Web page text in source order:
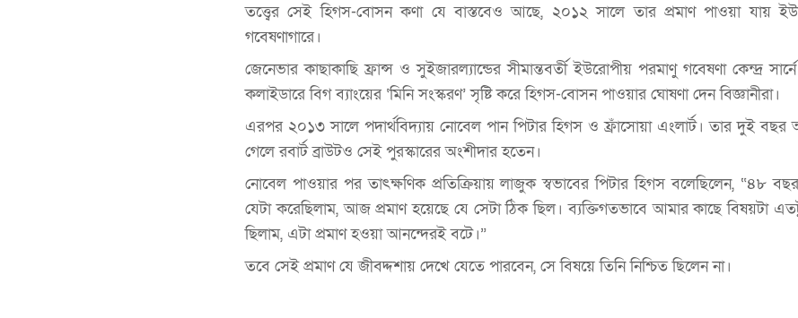
তত্ত্বের সেই হিগস-বোসন কণা যে বাস্তবেও আছে, ২০১২ সালে তার প্রমাণ পাওয়া যায়
গবেষণাগারে।
জেনেভার কাছাকাছি ফ্রান্স ও সুইজারল্যান্ডের সীমান্তবর্তী ইউরোপীয় পরমাণু গবেষণা কেন্দ্র সার্নে
কলাইডারে বিগ ব্যাংয়ের ‘মিনি সংস্করণ’ সৃষ্টি করে হিগস-বোসন পাওয়ার ঘোষণা দেন বিজ্ঞানীরা।
এরপর ২০১৩ সালে পদার্থবিদ্যায় নোবেল পান পিটার হিগস ও ফ্রাঁসোয়া এংলার্ট। তার দুই বছর
গেলে রবার্ট ব্রাউটও সেই পুরস্কারের অংশীদার হতেন।
নোবেল পাওয়ার পর তাৎক্ষণিক প্রতিক্রিয়ায় লাজুক স্বভাবের পিটার হিগস বলেছিলেন, “৪৮
যেটা করেছিলাম, আজ প্রমাণ হয়েছে যে সেটা ঠিক ছিল। ব্যক্তিগতভাবে আমার কাছে বিষয়টা
ছিলাম, এটা প্রমাণ হওয়া আনন্দেরই বটে।”
তবে সেই প্রমাণ যে জীবদ্দশায় দেখে যেতে পারবেন, সে বিষয়ে তিনি নিশ্চিত ছিলেন না।